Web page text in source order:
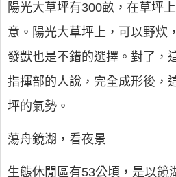
陽光大草坪有300畝，在草坪
意。陽光大草坪上，可以野炊
發獃也是不錯的選擇。對了，
指揮部的人說，完全成形後，
坪的氣勢。
蕩舟鏡湖，看夜景
生態休閒區有53公頃，是以鏡